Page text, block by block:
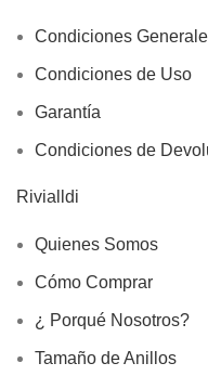
Condiciones
Condiciones de Uso
Garantía
Condiciones de
Rivialldi
Quienes Somos
Cómo Comprar
¿ Porqué Nosotros?
Tamaño de Anillos